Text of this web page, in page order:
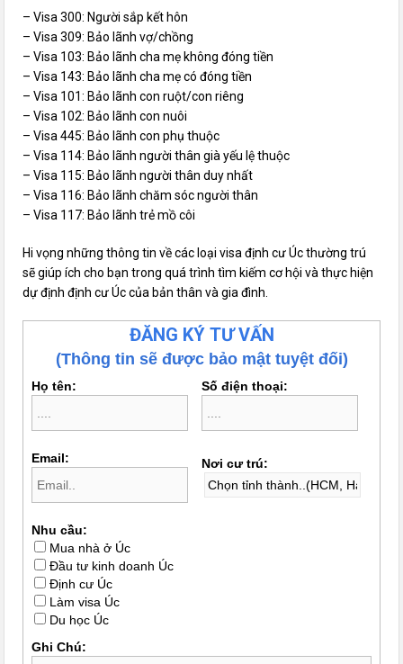
– Visa 300: Người sắp kết hôn
– Visa 309: Bảo lãnh vợ/chồng
– Visa 103: Bảo lãnh cha mẹ không đóng tiền
– Visa 143: Bảo lãnh cha mẹ có đóng tiền
– Visa 101: Bảo lãnh con ruột/con riêng
– Visa 102: Bảo lãnh con nuôi
– Visa 445: Bảo lãnh con phụ thuộc
– Visa 114: Bảo lãnh người thân già yếu lệ thuộc
– Visa 115: Bảo lãnh người thân duy nhất
– Visa 116: Bảo lãnh chăm sóc người thân
– Visa 117: Bảo lãnh trẻ mồ côi
Hi vọng những thông tin về các loại visa định cư Úc thường trú
sẽ giúp ích cho bạn trong quá trình tìm kiếm cơ hội và thực hiện
dự định định cư Úc của bản thân và gia đình.
ĐĂNG KÝ TƯ VẤN
(Thông tin sẽ được bảo mật tuyệt đối)
Họ tên: Số điện thoại:
Email: Nơi cư trú:
Nhu cầu:
Mua nhà ở Úc
Đầu tư kinh doanh Úc
Định cư Úc
Làm visa Úc
Du học Úc
Ghi Chú: